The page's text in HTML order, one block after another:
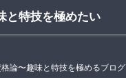
と特技を極めたい
格論〜趣味と特技を極めるブログ
と特技を極めたい